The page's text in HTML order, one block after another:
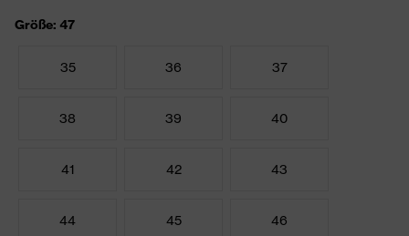
Größe: 47
35 36 37
38 39 40
41 42 43
44 45 46